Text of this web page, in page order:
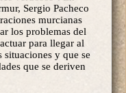
Sergio Pacheco
murcianas
los problemas del
para llegar al
y que se
que se deriven